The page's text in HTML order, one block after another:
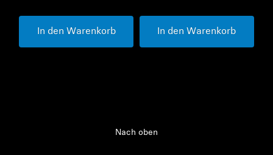
In den Warenkorb In den Warenkorb
Nach oben